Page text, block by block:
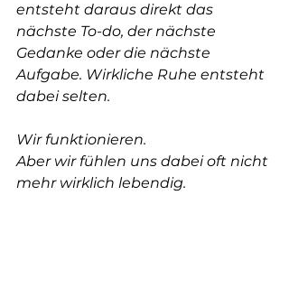
entsteht daraus direkt das
nächste To-do, der nächste
Gedanke oder die nächste
Aufgabe. Wirkliche Ruhe entsteht
dabei selten.
Wir funktionieren.
Aber wir fühlen uns dabei oft nicht
mehr wirklich lebendig.